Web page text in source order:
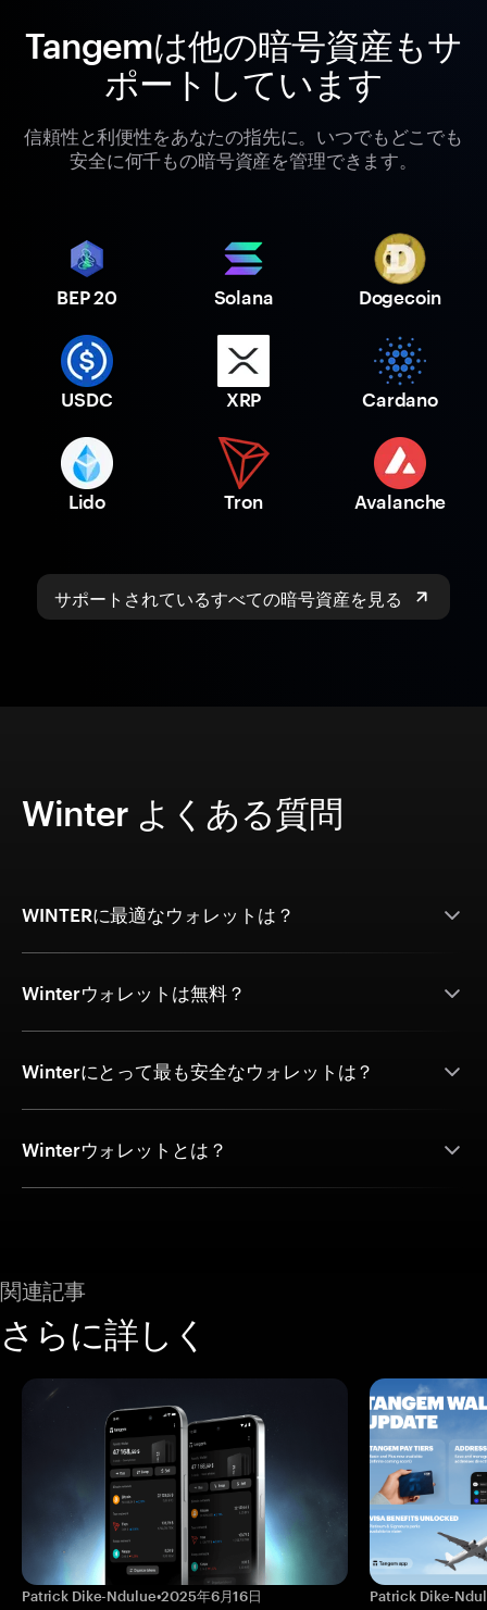
Tangemは他の暗号資産もサ
ポートしています
信頼性と利便性をあなたの指先に。いつでもどこでも
安全に何千もの暗号資産を管理できます。
BEP 20 Solana Dogecoin
USDC XRP Cardano
Lido Tron Avalanche
サポートされているすべての暗号資産を見る
Winter よくある質問
WINTERに最適なウォレットは？
Winterウォレットは無料？
Winterにとって最も安全なウォレットは？
Winterウォレットとは？
関連記事
さらに詳しく
Patrick Dike-Ndulue•2025年6月16日 Patrick Dike-